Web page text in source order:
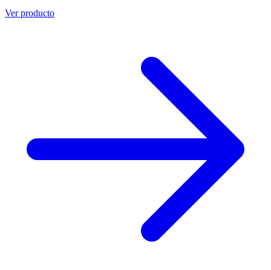
Ver producto